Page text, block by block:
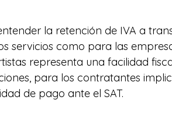
la retención de IVA a
servicios como para las
representa una facilidad
para los contratantes
de pago ante el SAT.